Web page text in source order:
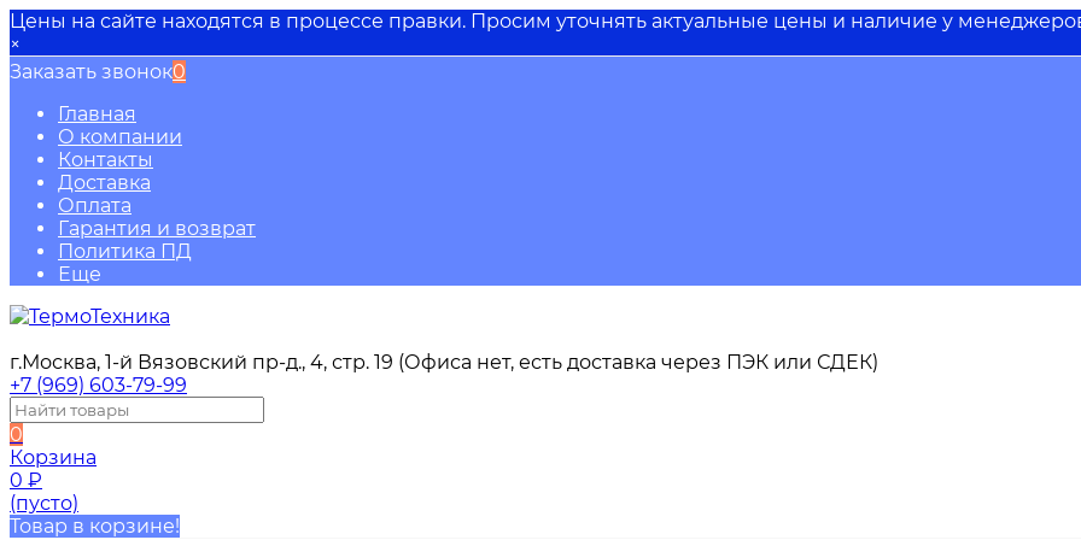
Цены на сайте находятся в процессе правки. Просим уточнять актуальные цены и наличие у
×
Заказать звонок0
Главная
О компании
Контакты
Доставка
Оплата
Гарантия и возврат
Политика ПД
Еще
г.Москва, 1-й Вязовский пр-д., 4, стр. 19 (Офиса нет, есть доставка через ПЭК или СДЕК)
+7 (969) 603-79-99
0
Корзина
0 ₽
(пусто)
Товар в корзине!